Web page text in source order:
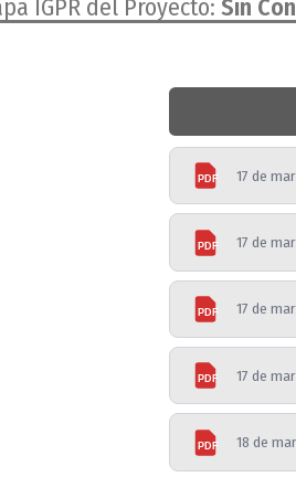
IGPR del Proyecto: Sin
PDF 17 de
PDF 17 de
PDF 17 de
PDF 17 de
PDF 18 de